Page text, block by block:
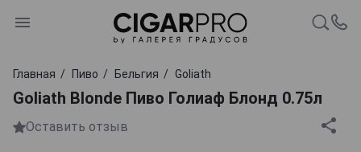
Главная Пиво Бельгия Goliath
Goliath Blonde Пиво Голиаф Блонд 0.75л
Оставить отзыв